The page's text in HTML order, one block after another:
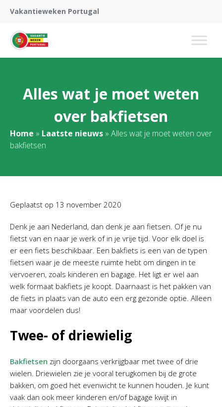
Vakantieweken Portugal
Alles wat je moet weten
over bakfietsen
Home » Laatste nieuws » Alles wat je moet weten over
bakfietsen
Geplaatst op 13 november 2020
Denk je aan Nederland, dan denk je aan fietsen. Of je nu
fietst van en naar je werk of in je vrije tijd. Voor elk doel is
er een fiets beschikbaar. Een bakfiets is een van de typen
fietsen waar je de meeste ruimte hebt om dingen in te
vervoeren, zoals kinderen en bagage. Het ligt er wel aan
welk formaat bakfiets je koopt. Daarnaast is het pakken van
de fiets in plaats van de auto een erg gezonde optie. Alleen
maar voordelen dus!
Twee- of driewielig
Bakfietsen zijn doorgaans verkrijgbaar met twee of drie
wielen. Driewielen zie je vooral terugkomen bij de grote
bakken, om goed het evenwicht te kunnen houden. Je kunt
vaak dan ook meer kinderen en/of bagage kwijt in